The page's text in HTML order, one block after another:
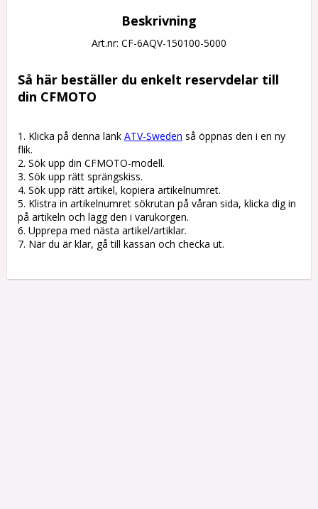
Beskrivning
Art.nr: CF-6AQV-150100-5000
Så här beställer du enkelt reservdelar till
din CFMOTO
1. Klicka på denna länk ATV-Sweden så öppnas den i en ny
flik.
2. Sök upp din CFMOTO-modell.
3. Sök upp rätt sprängskiss.
4. Sök upp rätt artikel, kopiera artikelnumret.
5. Klistra in artikelnumret sökrutan på våran sida, klicka dig in
på artikeln och lägg den i varukorgen.
6. Upprepa med nästa artikel/artiklar.
7. När du är klar, gå till kassan och checka ut.